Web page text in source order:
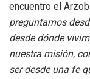
encuentro el
preguntamos
desde dónde
nuestra misión,
ser desde una fe